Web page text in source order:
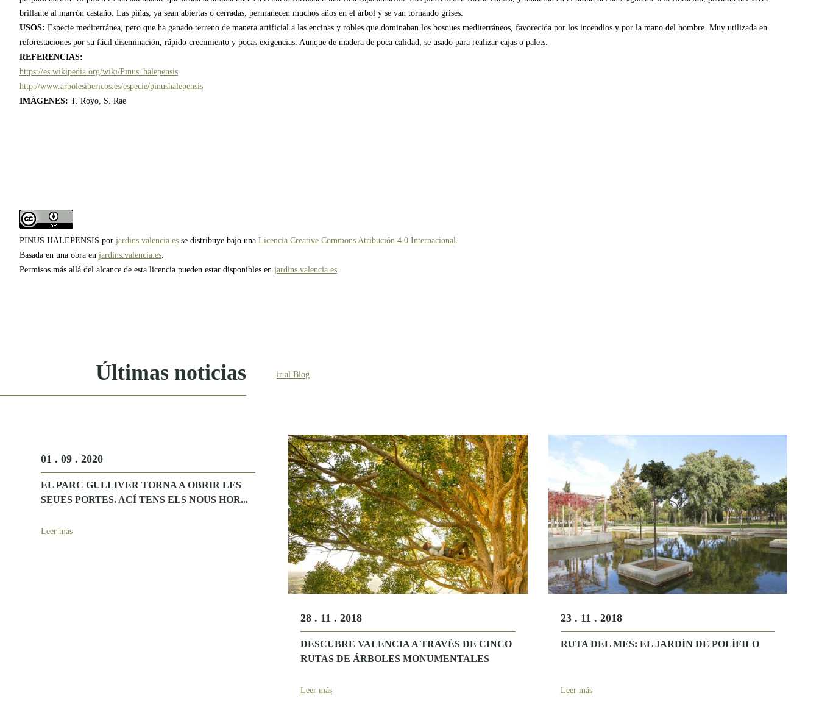
brillante al marrón castaño. Las piñas, ya sean abiertas o cerradas, permanecen muchos años en el árbol y se van tornando grises.
USOS: Especie mediterránea, pero que ha ganado terreno de manera artificial a las encinas y robles que dominaban los bosques mediterráneos, favorecida por los incendios y por la mano del hombre. Muy utilizada en
reforestaciones por su fácil diseminación, rápido crecimiento y pocas exigencias. Aunque de madera de poca calidad, se usado para realizar cajas o palets.
REFERENCIAS:
https://es.wikipedia.org/wiki/Pinus_halepensis
http://www.arbolesibericos.es/especie/pinushalepensis
IMÁGENES: T. Royo, S. Rae
PINUS HALEPENSIS por jardins.valencia.es se distribuye bajo una Licencia Creative Commons Atribución 4.0 Internacional
Basada en una obra en jardins.valencia.es
Permisos más allá del alcance de esta licencia pueden estar disponibles en jardins.valencia.es
Últimas noticias ir al Blog
01 . 09 . 2020
EL PARC GULLIVER TORNA A OBRIR LES
SEUES PORTES. ACÍ TENS ELS NOUS HOR...
Leer más
28 . 11 . 2018
DESCUBRE VALENCIA A TRAVÉS DE CINCO
RUTAS DE ÁRBOLES MONUMENTALES
Leer más
23 . 11 . 2018
RUTA DEL MES: EL JARDÍN DE POLÍFILO
Leer más